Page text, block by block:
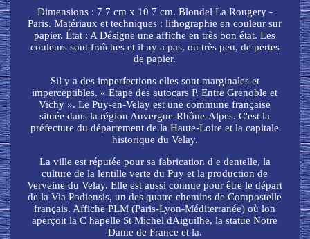
Dimensions : 7 7 cm x 10 7 cm. Blondel La Rougery -
Paris. Matériaux et techniques : lithographie en couleur sur
papier. État : A Désigne une affiche en très bon état. Les
couleurs sont fraîches et il ny a pas, ou très peu, de pertes
de papier.
Sil y a des imperfections elles sont marginales et
imperceptibles. « Etape des autocars P. Entre Grenoble et
Vichy ». Le Puy-en-Velay est une commune française
située dans la région Auvergne-Rhône-Alpes. C'est la
préfecture du département de la Haute-Loire et la capitale
historique du Velay.
La ville est réputée pour sa fabrication d e dentelle, la
culture de la lentille verte du Puy et la production de
Verveine du Velay. Elle est aussi connue pour être le départ
de la Via Podiensis, un des quatre chemins de Compostelle
français. Affiche PLM (Paris-Lyon-Méditerranée) où lon
aperçoit la C hapelle St Michel dAiguilhe, la statue Notre
Dame de France et la.